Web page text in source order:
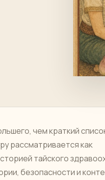
чем краткий
рассматривается как
тайского
безопасности и